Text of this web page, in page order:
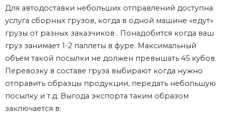
Для автодоставки небольших отправлений доступна
услуга сборных грузов, когда в одной машине «едут»
грузы от разных заказчиков . Понадобится когда ваш
груз занимает 1-2 паллеты в фуре. Максимальный
объем такой посылки не должен превышать 45 кубов.
Перевозку в составе груза выбирают когда нужно
отправить образцы продукции, передать небольшую
посылку и т.д. Выгода экспорта таким образом
заключается в: